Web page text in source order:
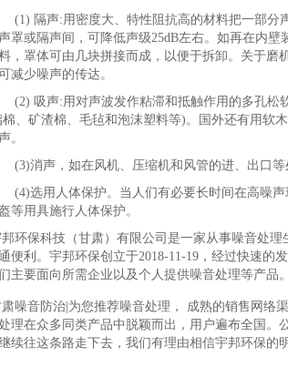
隔声:用密度大、特性阻抗高的材料把一部分
罩或隔声间，可降低声级25dB左右。如再在内
，罩体可由几块拼接而成，以便于拆卸。关于
减少噪声的传达。
吸声:用对声波发作粘滞和抵触作用的多孔松
、矿渣棉、毛毡和泡沫塑料等)。国外还有用软
。
消声，如在风机、压缩机和风管的进、出口等
选用人体保护。当人们有必要长时间在高噪声
等用具施行人体保护。
环保科技（甘肃）有限公司是一家从事噪音处
便利。宇邦环保创立于2018-11-19，经过快速的
主要面向所需企业以及个人提供噪音处理等产品。
噪音防治|为您推荐噪音处理， 成熟的销售网络
理在众多同类产品中脱颖而出，用户遍布全国。
续往这条路走下去，我们有理由相信宇邦环保的